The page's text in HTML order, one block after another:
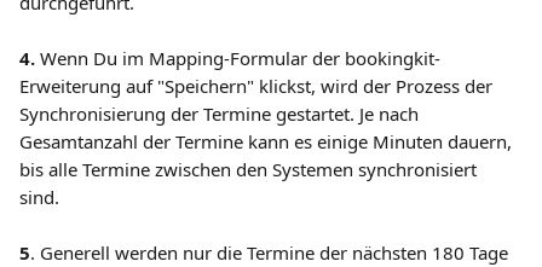
4. Wenn Du im Mapping-Formular der bookingkit-
Erweiterung auf "Speichern" klickst, wird der Prozess der
Synchronisierung der Termine gestartet. Je nach
Gesamtanzahl der Termine kann es einige Minuten dauern,
bis alle Termine zwischen den Systemen synchronisiert
sind.
5. Generell werden nur die Termine der nächsten 180 Tage